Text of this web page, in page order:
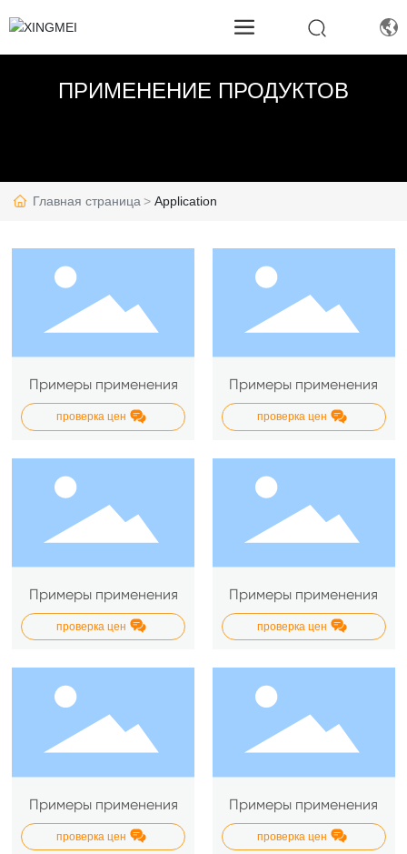
ПРИМЕНЕНИЕ ПРОДУКТОВ
Главная страница Application
Примеры применения
проверка цен
Примеры применения
проверка цен
Примеры применения
проверка цен
Примеры применения
проверка цен
Примеры применения
проверка цен
Примеры применения
проверка цен